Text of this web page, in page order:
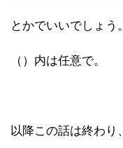
とかでいいでしょう。
（）内は任意で。
以降この話は終わり、